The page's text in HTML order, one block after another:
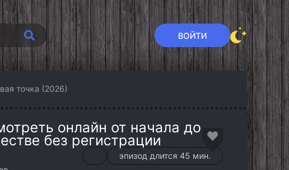
ВОЙТИ
точка (2026)
онлайн от начала до
без регистрации
эпизод длится 45 мин.